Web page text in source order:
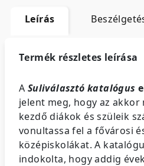
Leírás
Termék részletes leírása
A Suliválasztó katalógus
jelent meg, hogy az
kezdő diákok és szüleik
vonultassa fel a fővárosi
középiskolákat. A
indokolta, hogy addig